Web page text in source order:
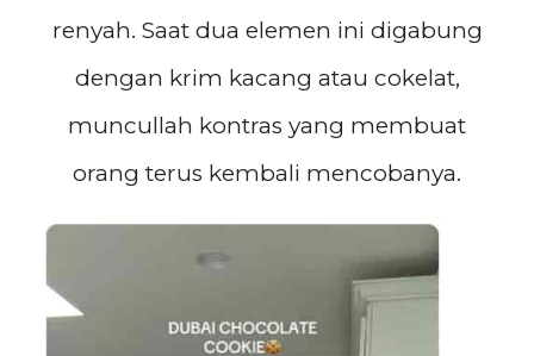
renyah. Saat dua elemen ini digabung
dengan krim kacang atau cokelat,
muncullah kontras yang membuat
orang terus kembali mencobanya.